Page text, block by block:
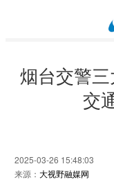
烟台交警
交
2025-03-26 15:48:03
来源： 大视野融媒网